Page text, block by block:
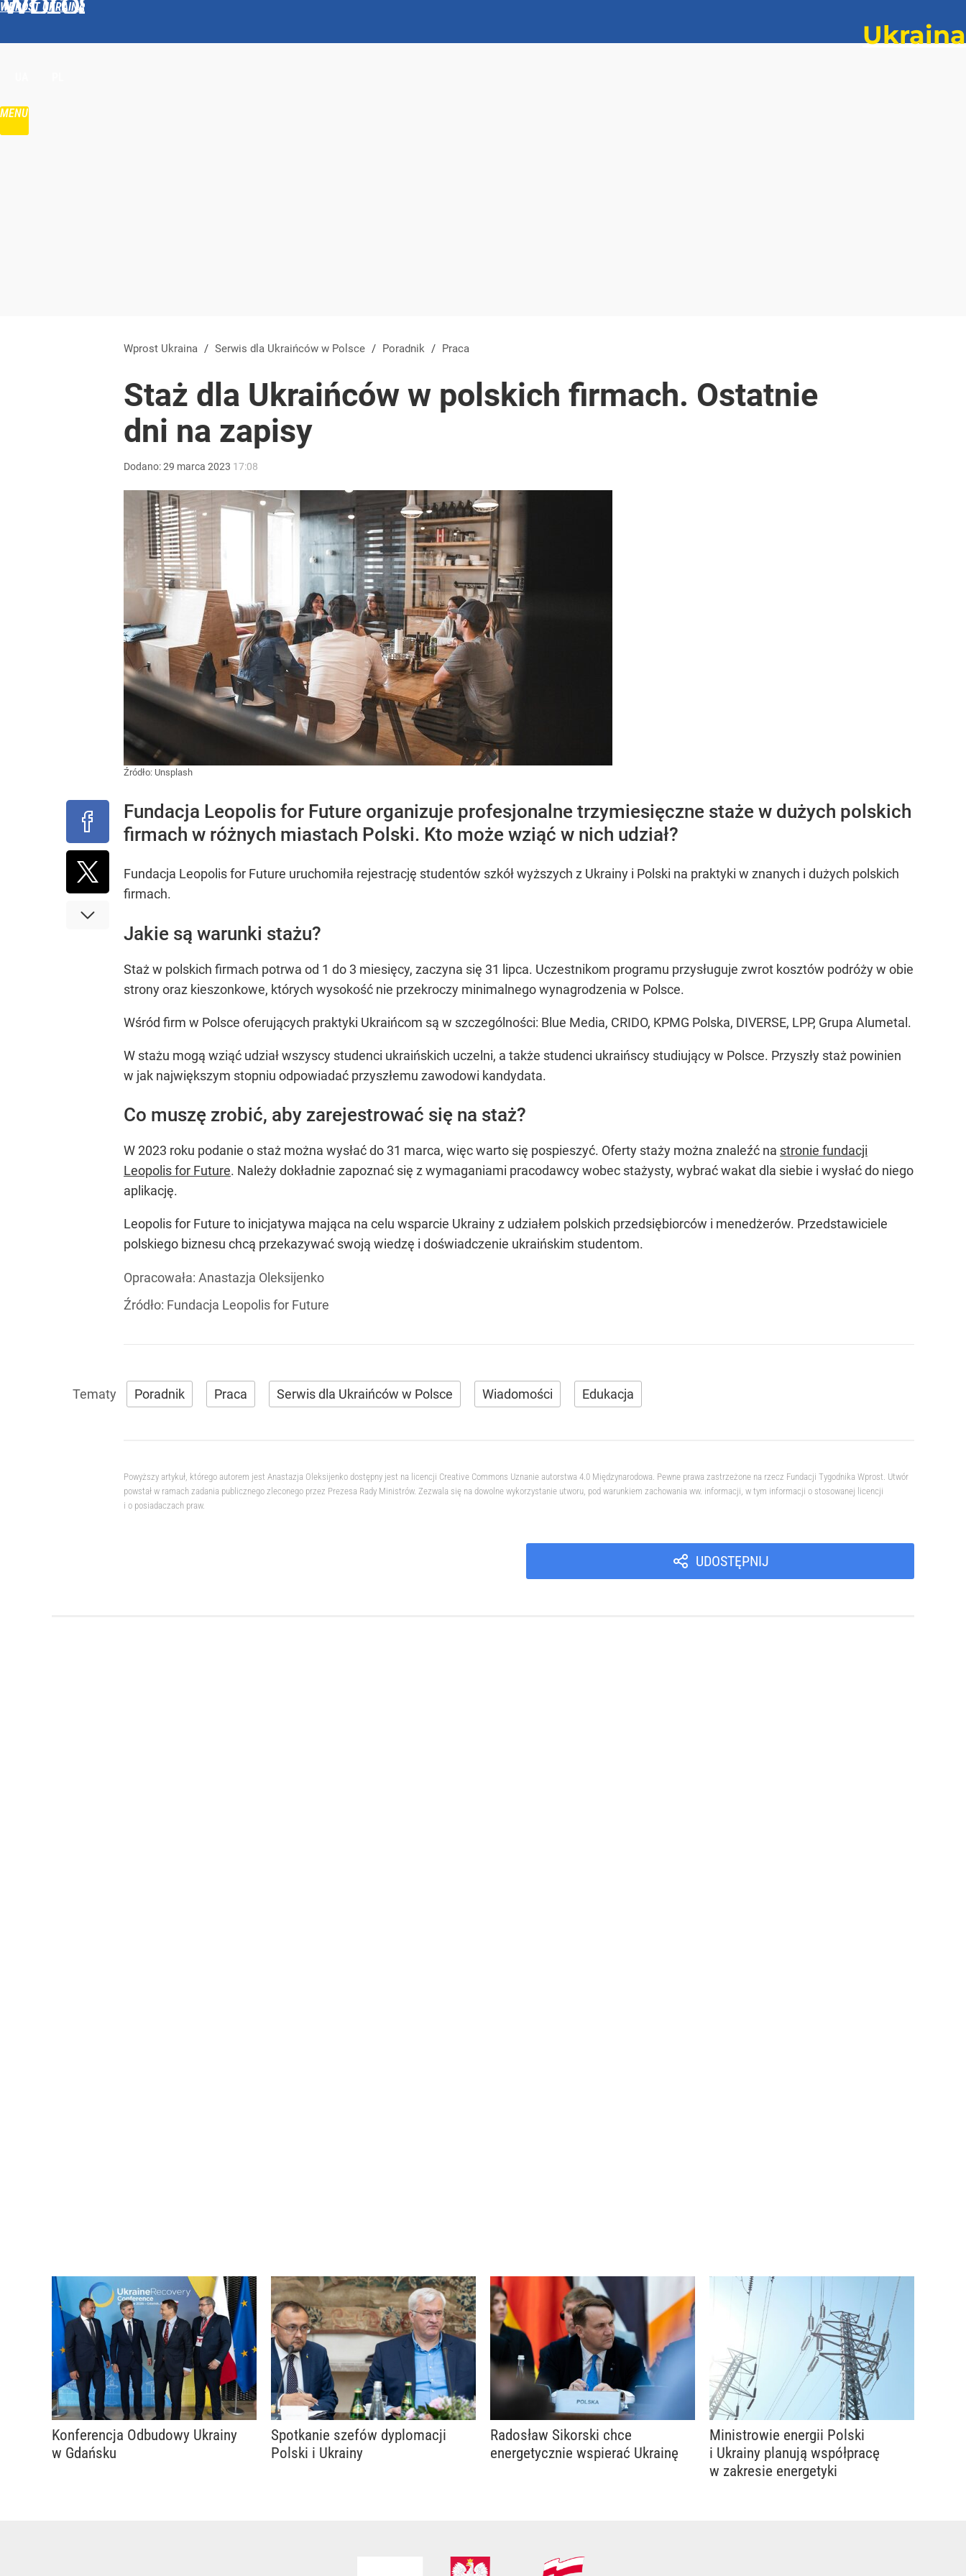
WPROST UKRAINA
MENU
Wprost Ukraina / Serwis dla Ukraińców w Polsce / Poradnik / Praca
Staż dla Ukraińców w polskich firmach. Ostatnie
dni na zapisy
Dodano:29 marca 2023 17:08
Źródło: Unsplash
Fundacja Leopolis for Future organizuje profesjonalne trzymiesięczne staże w dużych polskich
firmach w różnych miastach Polski. Kto może wziąć w nich udział?
Fundacja Leopolis for Future uruchomiła rejestrację studentów szkół wyższych z Ukrainy i Polski na praktyki w znanych i dużych polskich
firmach.
Jakie są warunki stażu?
Staż w polskich firmach potrwa od 1 do 3 miesięcy, zaczyna się 31 lipca. Uczestnikom programu przysługuje zwrot kosztów podróży w obie
strony oraz kieszonkowe, których wysokość nie przekroczy minimalnego wynagrodzenia w Polsce.
Wśród firm w Polsce oferujących praktyki Ukraińcom są w szczególności: Blue Media, CRIDO, KPMG Polska, DIVERSE, LPP, Grupa Alumetal.
W stażu mogą wziąć udział wszyscy studenci ukraińskich uczelni, a także studenci ukraińscy studiujący w Polsce. Przyszły staż powinien
w jak największym stopniu odpowiadać przyszłemu zawodowi kandydata.
Co muszę zrobić, aby zarejestrować się na staż?
W 2023 roku podanie o staż można wysłać do 31 marca, więc warto się pospieszyć. Oferty staży można znaleźć na stronie fundacji
Leopolis for Future. Należy dokładnie zapoznać się z wymaganiami pracodawcy wobec stażysty, wybrać wakat dla siebie i wysłać do niego
aplikację.
Leopolis for Future to inicjatywa mająca na celu wsparcie Ukrainy z udziałem polskich przedsiębiorców i menedżerów. Przedstawiciele
polskiego biznesu chcą przekazywać swoją wiedzę i doświadczenie ukraińskim studentom.
Opracowała: Anastazja Oleksijenko
Źródło: Fundacja Leopolis for Future
Poradnik Praca Serwis dla Ukraińców w Polsce Wiadomości Edukacja
Powyższy artykuł, którego autorem jest Anastazja Oleksijenko dostępny jest na licencji Creative Commons Uznanie autorstwa 4.0 Międzynarodowa. Pewne prawa zastrzeżone na rzecz Fundacji Tygodnika Wprost. Utwór
powstał w ramach zadania publicznego zleconego przez Prezesa Rady Ministrów. Zezwala się na dowolne wykorzystanie utworu, pod warunkiem zachowania ww. informacji, w tym informacji o stosowanej licencji
i o posiadaczach praw.
UDOSTĘPNIJ
Konferencja Odbudowy Ukrainy
w Gdańsku
Spotkanie szefów dyplomacji
Polski i Ukrainy
Radosław Sikorski chce
energetycznie wspierać Ukrainę
Ministrowie energii Polski
i Ukrainy planują współpracę
w zakresie energetyki